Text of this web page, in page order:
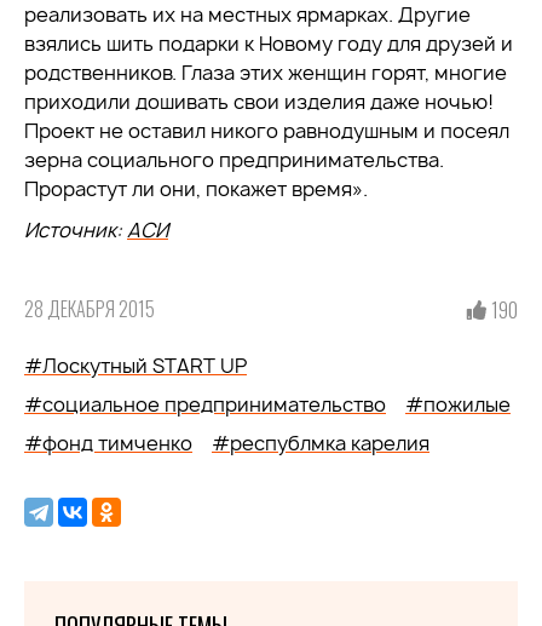
реализовать их на местных ярмарках. Другие
взялись шить подарки к Новому году для друзей и
родственников. Глаза этих женщин горят, многие
приходили дошивать свои изделия даже ночью!
Проект не оставил никого равнодушным и посеял
зерна социального предпринимательства.
Прорастут ли они, покажет время».
Источник:АСИ
28 ДЕКАБРЯ 2015 190
#Лоскутный START UP
#социальное предпринимательство
#пожилые
#фонд тимченко
#республмка карелия